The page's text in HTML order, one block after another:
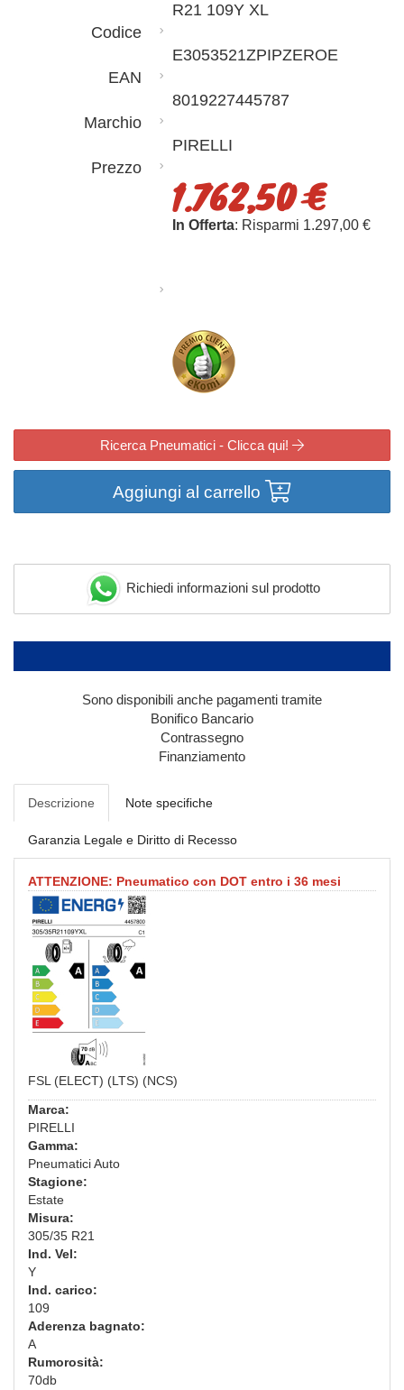
R21 109Y XL
Codice
E3053521ZPIPZEROE
EAN
8019227445787
Marchio
PIRELLI
Prezzo
1.762,50 €
In Offerta: Risparmi 1.297,00 €
Ricerca Pneumatici - Clicca qui!
Aggiungi al carrello
Richiedi informazioni sul prodotto
Sono disponibili anche pagamenti tramite
Bonifico Bancario
Contrassegno
Finanziamento
Descrizione Note specifiche
Garanzia Legale e Diritto di Recesso
ATTENZIONE: Pneumatico con DOT entro i 36 mesi
FSL (ELECT) (LTS) (NCS)
Marca:
PIRELLI
Gamma:
Pneumatici Auto
Stagione:
Estate
Misura:
305/35 R21
Ind. Vel:
Y
Ind. carico:
109
Aderenza bagnato:
A
Rumorosità:
70db